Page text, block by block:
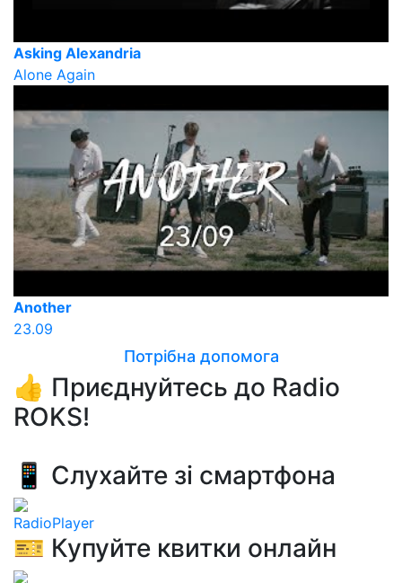
Asking Alexandria
Alone Again
Another
23.09
Потрібна допомога
👍 Приєднуйтесь до Radio
ROKS!
📱 Слухайте зі смартфона
RadioPlayer
🎫 Купуйте квитки онлайн